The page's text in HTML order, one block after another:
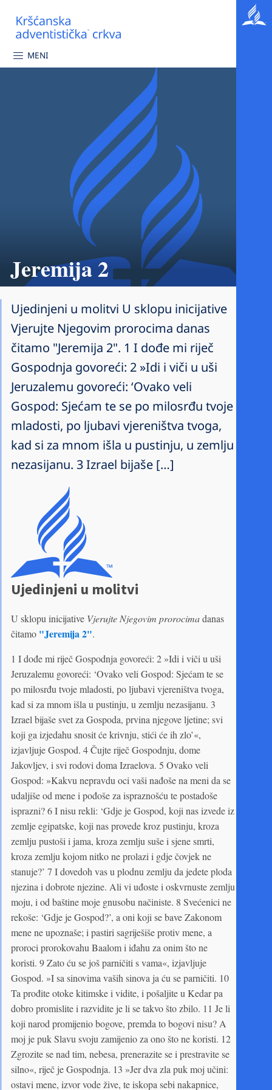
MENI
Jeremija 2
Ujedinjeni u molitvi U sklopu inicijative
Vjerujte Njegovim prorocima danas
čitamo "Jeremija 2". 1 I dođe mi riječ
Gospodnja govoreći: 2 »Idi i viči u uši
Jeruzalemu govoreći: ‘Ovako veli
Gospod: Sjećam te se po milosrđu tvoje
mladosti, po ljubavi vjereništva tvoga,
kad si za mnom išla u pustinju, u zemlju
nezasijanu. 3 Izrael bijaše […]
Ujedinjeni u molitvi
U sklopu inicijative Vjerujte Njegovim prorocimadanas
čitamo "Jeremija 2".
1 I dođe mi riječ Gospodnja govoreći: 2 »Idi i viči u uši
Jeruzalemu govoreći: ‘Ovako veli Gospod: Sjećam te se
po milosrđu tvoje mladosti, po ljubavi vjereništva tvoga,
kad si za mnom išla u pustinju, u zemlju nezasijanu. 3
Izrael bijaše svet za Gospoda, prvina njegove ljetine; svi
koji ga izjedahu snosit će krivnju, stići će ih zlo’«,
izjavljuje Gospod. 4 Čujte riječ Gospodnju, dome
Jakovljev, i svi rodovi doma Izraelova. 5 Ovako veli
Gospod: »Kakvu nepravdu oci vaši nađoše na meni da se
udaljiše od mene i pođoše za ispraznošću te postadoše
isprazni? 6 I nisu rekli: ‘Gdje je Gospod, koji nas izvede iz
zemlje egipatske, koji nas provede kroz pustinju, kroza
zemlju pustoši i jama, kroza zemlju suše i sjene smrti,
kroza zemlju kojom nitko ne prolazi i gdje čovjek ne
stanuje?’ 7 I dovedoh vas u plodnu zemlju da jedete ploda
njezina i dobrote njezine. Ali vi uđoste i oskvrnuste zemlju
moju, i od baštine moje gnusobu načiniste. 8 Svećenici ne
rekoše: ‘Gdje je Gospod?’, a oni koji se bave Zakonom
mene ne upoznaše; i pastiri sagriješiše protiv mene, a
proroci prorokovahu Baalom i iđahu za onim što ne
koristi. 9 Zato ću se još parničiti s vama«, izjavljuje
Gospod. »I sa sinovima vaših sinova ja ću se parničiti. 10
Ta prođite otoke kitimske i vidite, i pošaljite u Kedar pa
dobro promislite i razvidite je li se takvo što zbilo. 11 Je li
koji narod promijenio bogove, premda to bogovi nisu? A
moj je puk Slavu svoju zamijenio za ono što ne koristi. 12
Zgrozite se nad tim, nebesa, prenerazite se i prestravite se
silno«, riječ je Gospodnja. 13 »Jer dva zla puk moj učini:
ostavi mene, izvor vode žive, te iskopa sebi nakapnice,